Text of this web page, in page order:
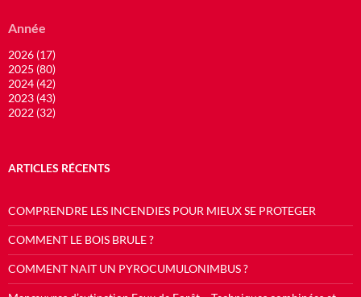
Année
2026 (17)
2025 (80)
2024 (42)
2023 (43)
2022 (32)
ARTICLES RÉCENTS
COMPRENDRE LES INCENDIES POUR MIEUX SE PROTEGER
COMMENT LE BOIS BRULE ?
COMMENT NAIT UN PYROCUMULONIMBUS ?